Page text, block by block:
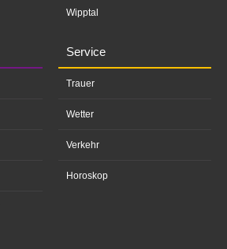
Wipptal
Service
Trauer
Wetter
Verkehr
Horoskop